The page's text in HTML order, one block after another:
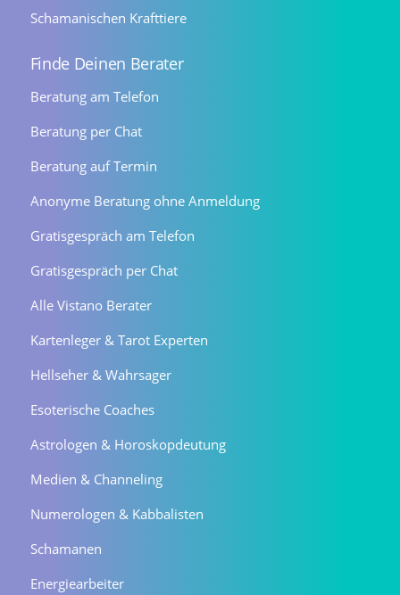
Schamanischen Krafttiere
Finde Deinen Berater
Beratung am Telefon
Beratung per Chat
Beratung auf Termin
Anonyme Beratung ohne Anmeldung
Gratisgespräch am Telefon
Gratisgespräch per Chat
Alle Vistano Berater
Kartenleger & Tarot Experten
Hellseher & Wahrsager
Esoterische Coaches
Astrologen & Horoskopdeutung
Medien & Channeling
Numerologen & Kabbalisten
Schamanen
Energiearbeiter